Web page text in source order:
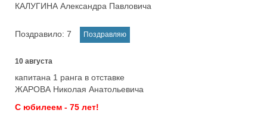
КАЛУГИНА Александра Павловича
Поздравило: 7
10 августа
капитана 1 ранга в отставке
ЖАРОВА Николая Анатольевича
С юбилеем - 75 лет!